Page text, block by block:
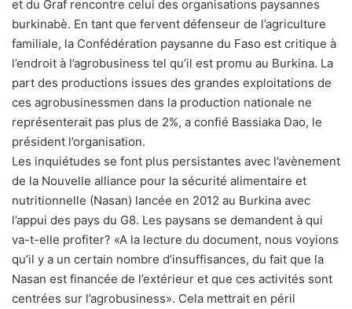
et du Graf rencontre celui des organisations paysannes
burkinabè. En tant que fervent défenseur de l’agriculture
familiale, la Confédération paysanne du Faso est critique à
l’endroit à l’agrobusiness tel qu’il est promu au Burkina. La
part des productions issues des grandes exploitations de
ces agrobusinessmen dans la production nationale ne
représenterait pas plus de 2%, a confié Bassiaka Dao, le
président l’organisation.
Les inquiétudes se font plus persistantes avec l’avènement
de la Nouvelle alliance pour la sécurité alimentaire et
nutritionnelle (Nasan) lancée en 2012 au Burkina avec
l’appui des pays du G8. Les paysans se demandent à qui
va-t-elle profiter? «A la lecture du document, nous voyions
qu’il y a un certain nombre d’insuffisances, du fait que la
Nasan est financée de l’extérieur et que ces activités sont
centrées sur l’agrobusiness». Cela mettrait en péril